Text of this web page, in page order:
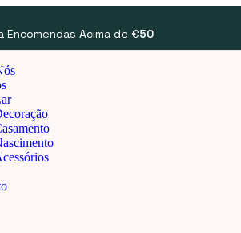
Encomendas Acima de €50